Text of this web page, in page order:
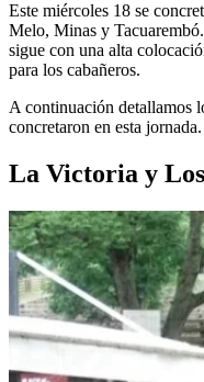
Este miércoles 18 se
Melo, Minas y
sigue con una alta
para los cabañeros.
A continuación detallamos
concretaron en esta jornada.
La Victoria y